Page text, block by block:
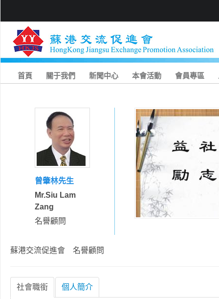
首頁 關于我們 新聞中心 本會活動 會員專區
曾肇林先生
Mr.Siu Lam
Zang
名譽顧問
蘇港交流促進會 名譽顧問
社會職銜 個人簡介